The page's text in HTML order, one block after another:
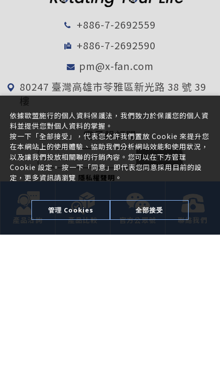
+886-7-2692559
+886-7-2692590
pm@x-fan.com
80247 臺灣高雄市苓雅區新光路 38 號 39
樓
電子報訂閱
確定送出
企業簡介
產品介紹
產品洽詢 產品比較 官方公眾號 聯絡我們
依據歐盟施行的個人資料保護法，我們致力於保護您的個人資
料並提供您對個人資料的掌握。
按一下「全部接受」，代表您允許我們置放 Cookie 來提升您
在本網站上的使用體驗、協助我們分析網站效能和使用狀況，
以及讓我們投放相關聯的行銷內容。您可以在下方管理
Cookie 設定。 按一下「同意」即代表您同意採用目前的設
定，更多資訊請瀏覽 隱私權聲明 。
管理 Cookies 全部接受